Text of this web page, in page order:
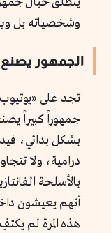
وشخصياته بل
الجمهور يصنع
تجد على
جمهوراً كبيراً
بشكل بدائي،
درامية، ولا
بالأسلحة
أنهم يعيشون
هذه المرة لم